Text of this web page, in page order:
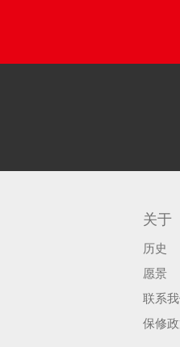
关于
历史
愿景
联系
保修